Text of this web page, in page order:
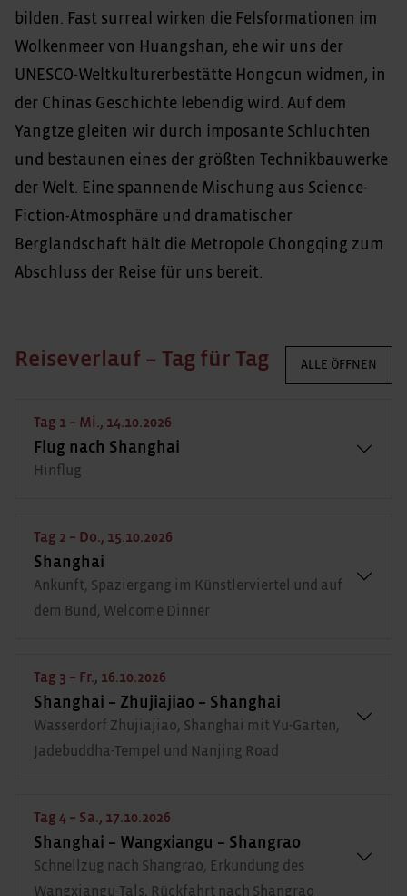
bilden. Fast surreal wirken die Felsformationen im
Wolkenmeer von Huangshan, ehe wir uns der
UNESCO-Weltkulturerbestätte Hongcun widmen, in
der Chinas Geschichte lebendig wird. Auf dem
Yangtze gleiten wir durch imposante Schluchten
und bestaunen eines der größten Technikbauwerke
der Welt. Eine spannende Mischung aus Science-
Fiction-Atmosphäre und dramatischer
Berglandschaft hält die Metropole Chongqing zum
Abschluss der Reise für uns bereit.
Reiseverlauf – Tag für Tag ALLE ÖFFNEN
Tag 1 – Mi., 14.10.2026
Flug nach Shanghai
Hinflug
Tag 2 – Do., 15.10.2026
Shanghai
Ankunft, Spaziergang im Künstlerviertel und auf
dem Bund, Welcome Dinner
Tag 3 – Fr., 16.10.2026
Shanghai – Zhujiajiao – Shanghai
Wasserdorf Zhujiajiao, Shanghai mit Yu-Garten,
Jadebuddha-Tempel und Nanjing Road
Tag 4 – Sa., 17.10.2026
Shanghai – Wangxiangu – Shangrao
Schnellzug nach Shangrao, Erkundung des
Wangxiangu-Tals, Rückfahrt nach Shangrao